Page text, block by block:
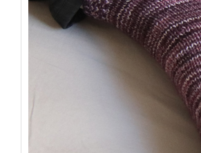
{Tricot} Le défi 2026 :
Je tricote mes
socquettes
C’est la 4ème année
consécutive que
j’organise un défi de…